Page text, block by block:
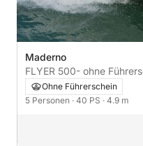
Maderno
FLYER 500- ohne
Ohne Führerschein
5 Personen · 40 PS · 4.9 m